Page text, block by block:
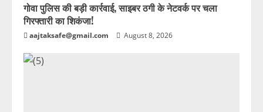
गोवा पुलिस की बड़ी कार्रवाई, साइबर ठगी के नेटवर्क पर चला
गिरफ्तारी का शिकंजा!
aajtaksafe@gmail.com August 8, 2026